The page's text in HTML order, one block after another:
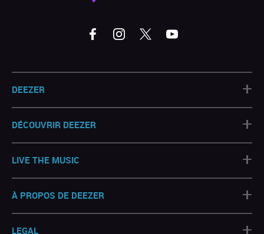
DEEZER +
DÉCOUVRIR DEEZER +
LIVE THE MUSIC +
À PROPOS DE DEEZER +
LEGAL +